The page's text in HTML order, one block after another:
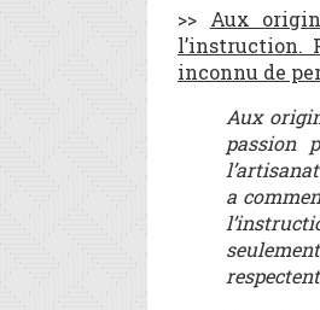
>> Aux
l’instruction.
inconnu de
Aux
passion
a